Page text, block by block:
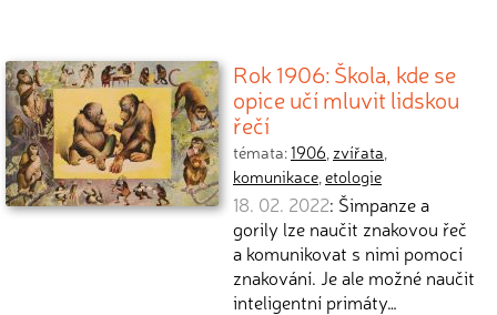
Rok 1906: Škola, kde se
opice učí mluvit lidskou
řečí
témata:1906, zvířata,
komunikace,etologie
18. 02. 2022: Šimpanze a
gorily lze naučit znakovou řeč
a komunikovat s nimi pomocí
znakování. Je ale možné naučit
inteligentní primáty…